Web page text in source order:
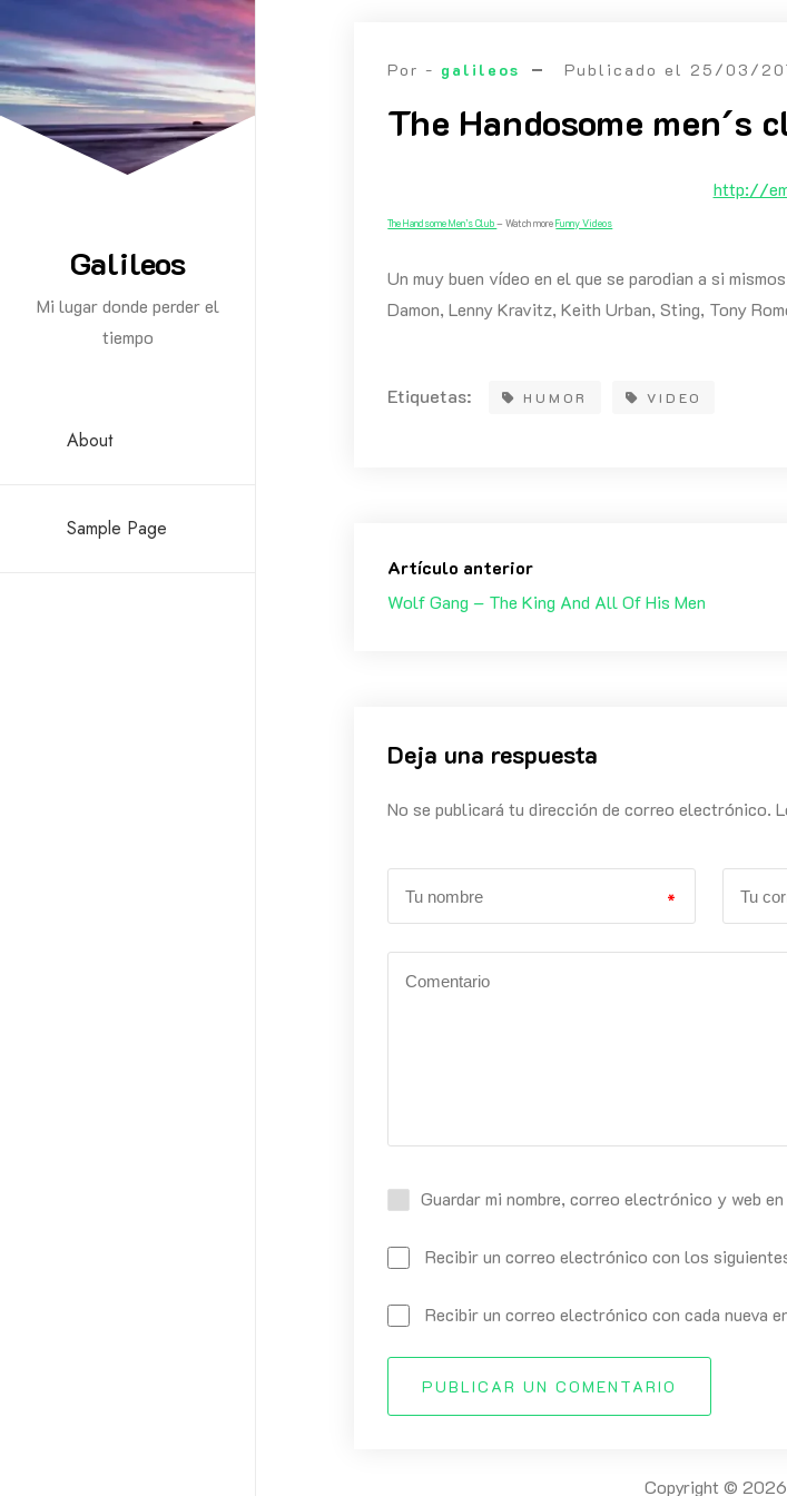
al
contenido
Galileos
Mi lugar donde perder el
tiempo
About
Sample Page
Por - galileos Publicado el 25/03/
The Handosome men´s
http://
The Handsome Men’s Club– Watch moreFunny Videos
Un muy buen vídeo en el que se parodian a si
Damon, Lenny Kravitz, Keith Urban, Sting, Tony
Etiquetas: HUMOR VIDEO
Artículo anterior
Wolf Gang – The King And All Of His Men
Deja una respuesta
No se publicará tu dirección de correo electrónico.
*
Guardar mi nombre, correo electrónico y web
Recibir un correo electrónico con los
Recibir un correo electrónico con cada nueva
PUBLICAR UN COMENTARIO
Copyright © 2026